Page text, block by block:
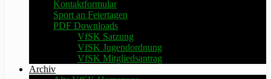
Kontaktformular
Sport an Feiertagen
PDF Downloads
VfSK Satzung
VfSK Jugendordnung
VfSK Mitgliedsantrag
Archiv